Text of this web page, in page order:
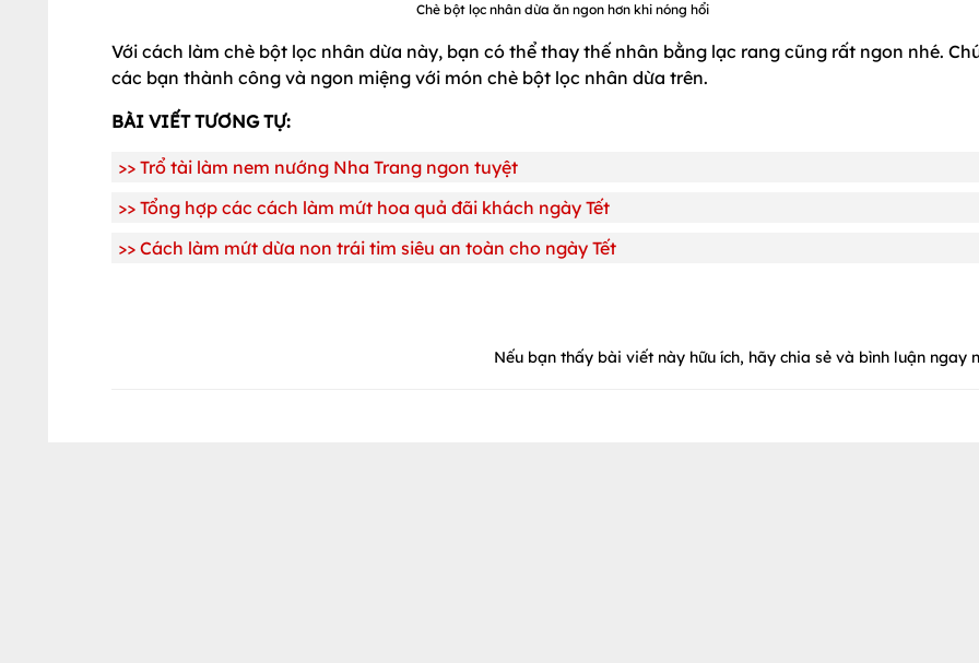
Chè bột lọc nhân dừa ăn ngon hơn khi nóng hổi
Với cách làm chè bột lọc nhân dừa này, bạn có thể thay thế nhân bằng lạc rang cũng rất ngon nhé.
các bạn thành công và ngon miệng với món chè bột lọc nhân dừa trên.
BÀI VIẾT TƯƠNG TỰ:
>> Trổ tài làm nem nướng Nha Trang ngon tuyệt
>> Tổng hợp các cách làm mứt hoa quả đãi khách ngày Tết
>> Cách làm mứt dừa non trái tim siêu an toàn cho ngày Tết
Nếu bạn thấy bài viết này hữu ích, hãy chia sẻ và bình luận ngay